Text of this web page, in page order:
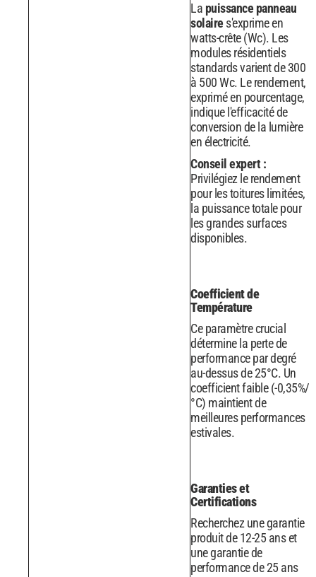
La puissance panneau
solaire s'exprime en
watts-crête (Wc). Les
modules résidentiels
standards varient de 300
à 500 Wc. Le rendement,
exprimé en pourcentage,
indique l'efficacité de
conversion de la lumière
en électricité.
Conseil expert :
Privilégiez le rendement
pour les toitures limitées,
la puissance totale pour
les grandes surfaces
disponibles.
Coefficient de
Température
Ce paramètre crucial
détermine la perte de
performance par degré
au-dessus de 25°C. Un
coefficient faible (-0,35%/
°C) maintient de
meilleures performances
estivales.
Garanties et
Certifications
Recherchez une garantie
produit de 12-25 ans et
une garantie de
performance de 25 ans